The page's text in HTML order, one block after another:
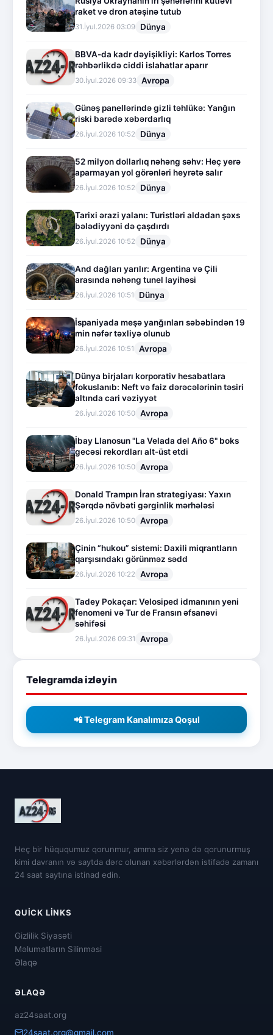
raket və dron atəşinə tutub
31.İyul.2026 03:09 Dünya
BBVA-da kadr dəyişikliyi: Karlos Torres
rəhbərlikdə ciddi islahatlar aparır
30.İyul.2026 09:33 Avropa
Günəş panellərində gizli təhlükə: Yanğın
riski barədə xəbərdarlıq
26.İyul.2026 10:52 Dünya
52 milyon dollarlıq nəhəng səhv: Heç yerə
aparmayan yol görənləri heyrətə salır
26.İyul.2026 10:52 Dünya
Tarixi ərazi yalanı: Turistləri aldadan şəxs
bələdiyyəni də çaşdırdı
26.İyul.2026 10:52 Dünya
And dağları yarılır: Argentina və Çili
arasında nəhəng tunel layihəsi
26.İyul.2026 10:51 Dünya
İspaniyada meşə yanğınları səbəbindən 19
min nəfər təxliyə olunub
26.İyul.2026 10:51 Avropa
Dünya birjaları korporativ hesabatlara
fokuslanıb: Neft və faiz dərəcələrinin təsiri
altında cari vəziyyət
26.İyul.2026 10:50 Avropa
İbay Llanosun "La Velada del Año 6" boks
gecəsi rekordları alt-üst etdi
26.İyul.2026 10:50 Avropa
Donald Trampın İran strategiyası: Yaxın
Şərqdə növbəti gərginlik mərhələsi
26.İyul.2026 10:50 Avropa
Çinin “hukou” sistemi: Daxili miqrantların
qarşısındakı görünməz sədd
26.İyul.2026 10:22 Avropa
Tadey Pokaçar: Velosiped idmanının yeni
fenomeni və Tur de Fransın əfsanəvi
səhifəsi
26.İyul.2026 09:31 Avropa
Telegramda izləyin
📲 Telegram Kanalımıza Qoşul
Heç bir hüququmuz qorunmur, amma siz yenə də qorunurmuş
kimi davranın və saytda dərc olunan xəbərlərdən istifadə zamanı
24 saat saytına istinad edin.
QUICK LINKS
Gizlilik Siyasəti
Məlumatların Silinməsi
Əlaqə
ƏLAQƏ
az24saat.org
24saat.org@gmail.com